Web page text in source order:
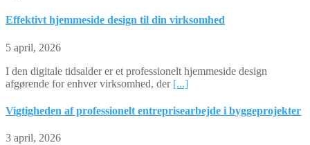
Effektivt hjemmeside design til din virksomhed
5 april, 2026
I den digitale tidsalder er et professionelt hjemmeside design
afgørende for enhver virksomhed, der [...]
Vigtigheden af professionelt entreprisearbejde i byggeprojekter
3 april, 2026